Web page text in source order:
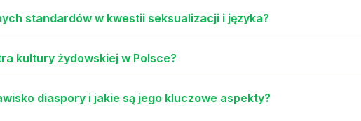
standardów w kwestii seksualizacji i języka?
kultury żydowskiej w Polsce?
diaspory i jakie są jego kluczowe aspekty?